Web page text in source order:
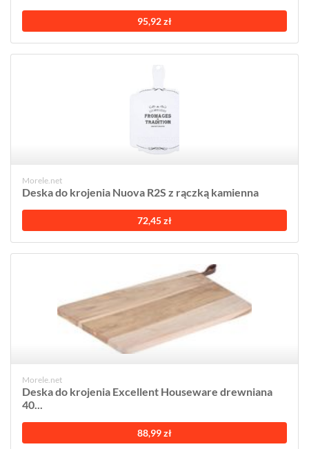
95,92 zł
Morele.net
Deska do krojenia Nuova R2S z rączką kamienna
72,45 zł
Morele.net
Deska do krojenia Excellent Houseware drewniana
40...
88,99 zł